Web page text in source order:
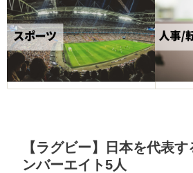
【ラグビー】日本を代表
ンバーエイト5人